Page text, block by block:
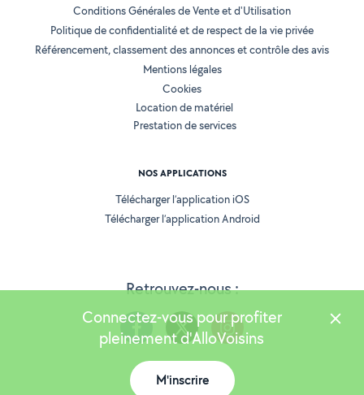
Retrouvez-nous :
Conditions Générales de Vente et d'Utilisation
Politique de confidentialité et de respect de la vie privée
Référencement, classement des annonces et contrôle des avis
Mentions légales
Cookies
Location de matériel
Prestation de services
NOS APPLICATIONS
Télécharger l’application iOS
Télécharger l’application Android
Version 25.5.3
Connectez-vous pour profiter
pleinement d'AlloVoisins
M'inscrire